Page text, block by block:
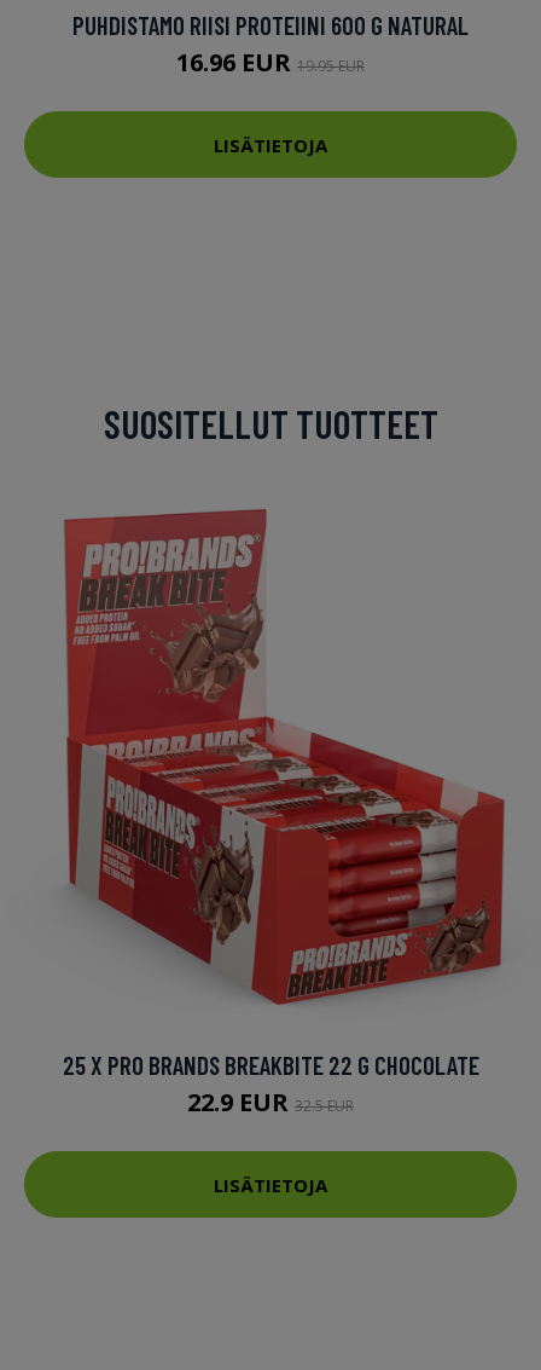
PUHDISTAMO RIISI PROTEIINI 600 G NATURAL
16.96 EUR 19.95 EUR
LISÄTIETOJA
SUOSITELLUT TUOTTEET
25 X PRO BRANDS BREAKBITE 22 G CHOCOLATE
22.9 EUR 32.5 EUR
LISÄTIETOJA